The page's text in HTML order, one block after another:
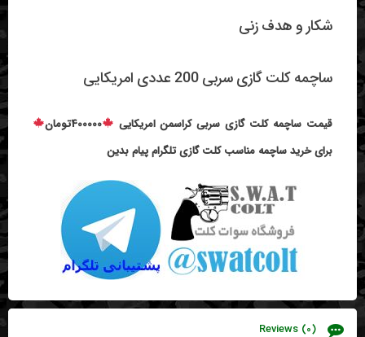
شکار و هدف زنی
ساچمه کلت گازی سربی 200 عددی امریکایی
قیمت ساچمه کلت گازی سربی کراسمن امریکایی
400000تومان
برای خرید ساچمه مناسب کلت گازی تلگرام پیام بدین